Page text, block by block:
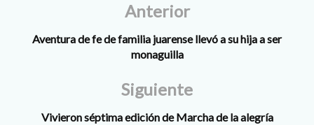
Anterior
Aventura de fe de familia juarense llevó a su hija a ser
monaguilla
Siguiente
Vivieron séptima edición de Marcha de la alegría